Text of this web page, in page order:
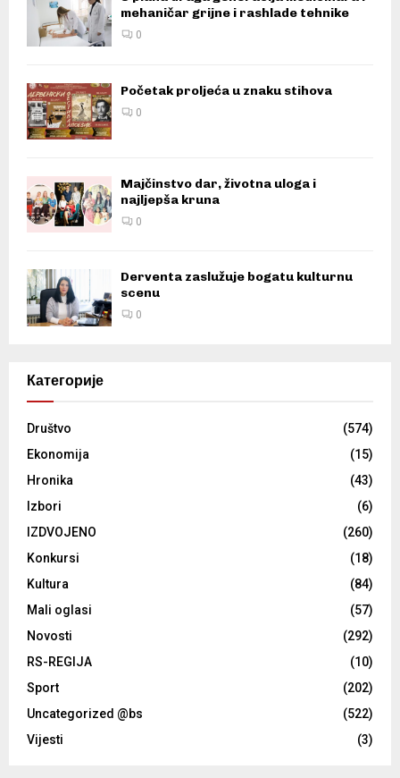
mehaničar grijne i rashlade tehnike
0
Početak proljeća u znaku stihova
0
Majčinstvo dar, životna uloga i
najljepša kruna
0
Derventa zaslužuje bogatu kulturnu
scenu
0
Категорије
Društvo
(574)
Ekonomija
(15)
Hronika
(43)
Izbori
(6)
IZDVOJENO
(260)
Konkursi
(18)
Kultura
(84)
Mali oglasi
(57)
Novosti
(292)
RS-REGIJA
(10)
Sport
(202)
Uncategorized @bs
(522)
Vijesti
(3)